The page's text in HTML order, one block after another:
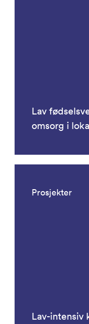
Lav
omsorg i
Prosjekter
Lav-intensiv